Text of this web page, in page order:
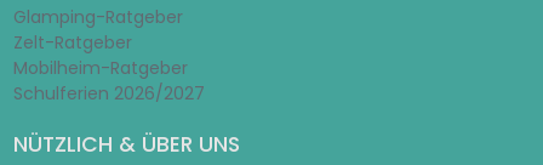
Glamping-Ratgeber
Zelt-Ratgeber
Mobilheim-Ratgeber
Schulferien 2026/2027
NÜTZLICH & ÜBER UNS